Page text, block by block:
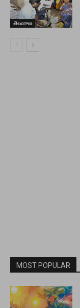
తెలంగాణ
MOST POPULAR